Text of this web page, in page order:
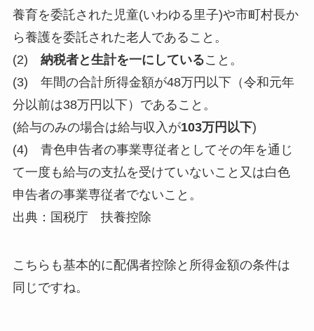
養育を委託された児童(いわゆる里子)や市町村長か
ら養護を委託された老人であること。
(2) 納税者と生計を一にしていること。
(3) 年間の合計所得金額が48万円以下（令和元年
分以前は38万円以下）であること。
(給与のみの場合は給与収入が103万円以下)
(4) 青色申告者の事業専従者としてその年を通じ
て一度も給与の支払を受けていないこと又は白色
申告者の事業専従者でないこと。
出典：国税庁 扶養控除
こちらも基本的に配偶者控除と所得金額の条件は
同じですね。